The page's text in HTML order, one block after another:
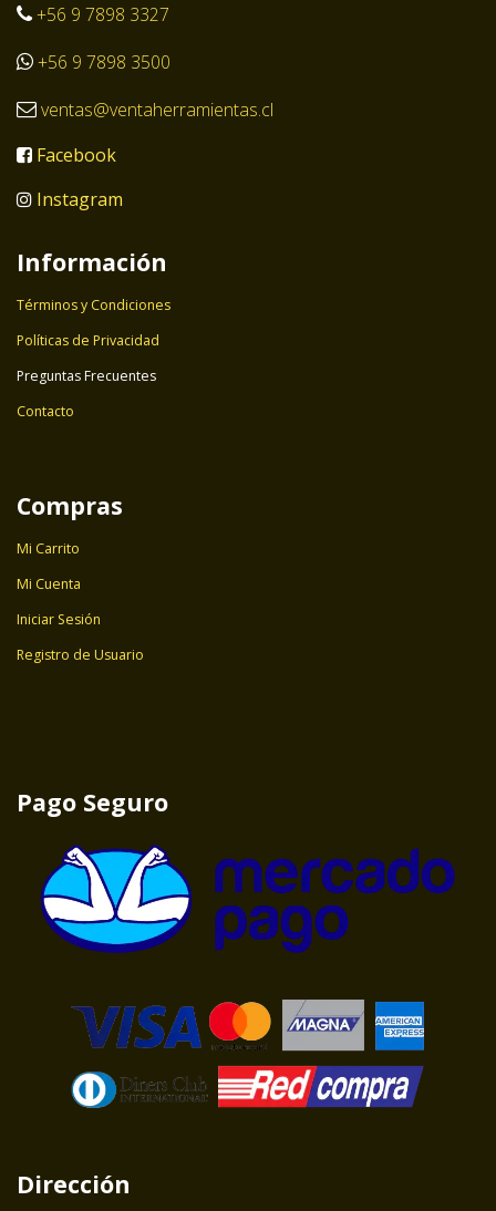
+56 9 7898 3327
+56 9 7898 3500
ventas@ventaherramientas.cl
Facebook
Instagram
Información
Términos y Condiciones
Políticas de Privacidad
Preguntas Frecuentes
Contacto
Compras
Mi Carrito
Mi Cuenta
Iniciar Sesión
Registro de Usuario
Pago Seguro
Dirección